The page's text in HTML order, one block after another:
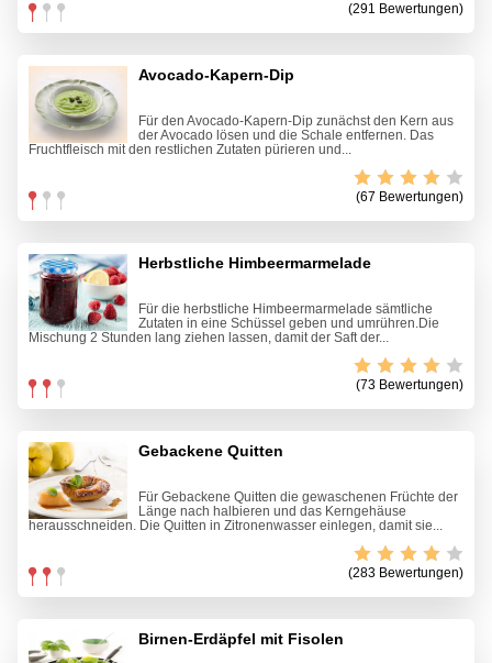
(291 Bewertungen)
Avocado-Kapern-Dip
Für den Avocado-Kapern-Dip zunächst den Kern aus
der Avocado lösen und die Schale entfernen. Das
Fruchtfleisch mit den restlichen Zutaten pürieren und...
(67 Bewertungen)
Herbstliche Himbeermarmelade
Für die herbstliche Himbeermarmelade sämtliche
Zutaten in eine Schüssel geben und umrühren.Die
Mischung 2 Stunden lang ziehen lassen, damit der Saft der...
(73 Bewertungen)
Gebackene Quitten
Für Gebackene Quitten die gewaschenen Früchte der
Länge nach halbieren und das Kerngehäuse
herausschneiden. Die Quitten in Zitronenwasser einlegen, damit sie...
(283 Bewertungen)
Birnen-Erdäpfel mit Fisolen